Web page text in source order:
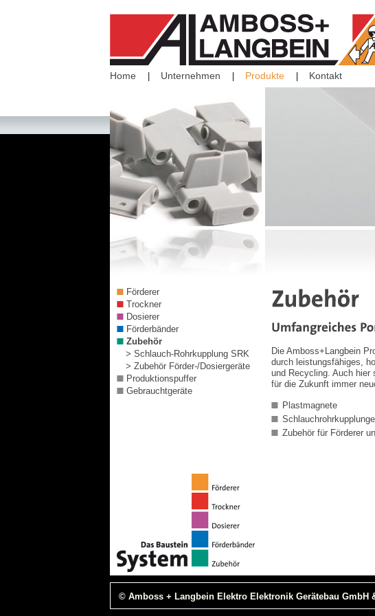
Home Unternehmen Produkte Kontakt
Förderer
Trockner
Dosierer
Förderbänder
Zubehör
> Schlauch-Rohrkupplung SRK
> Zubehör Förder-/Dosiergeräte
Produktionspuffer
Gebrauchtgeräte
Die Amboss+Langbein
durch leistungsfähiges,
und Recycling. Auch hier
für die Zukunft immer
Plastmagnete
Zubehör für Förderer
© Amboss + Langbein Elektro Elektronik Gerätebau GmbH